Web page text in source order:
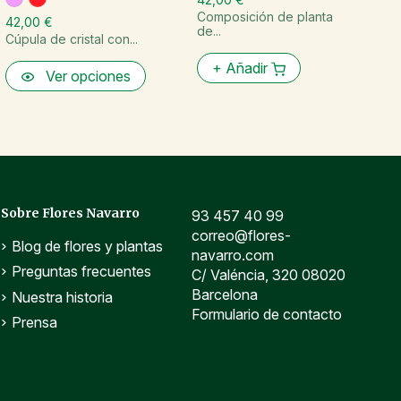
42,00 €
Cúpula de cristal con...
Ver opciones
Composición de planta
de...
+ Añadir
Sobre Flores Navarro
Blog de flores y plantas
Preguntas frecuentes
Nuestra historia
Prensa
93 457 40 99
correo@flores-
navarro.com
C/ Valéncia, 320 08020
Barcelona
Formulario de contacto